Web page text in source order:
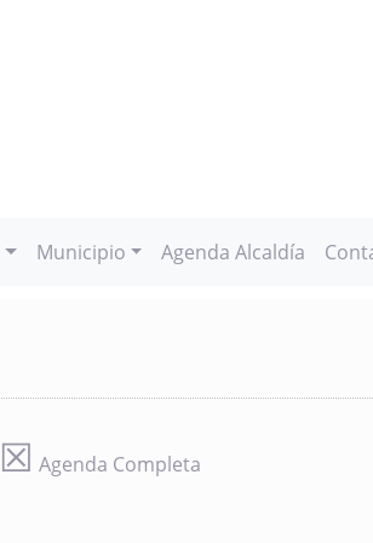
Municipio Agenda Alcaldía
☒ Agenda Completa